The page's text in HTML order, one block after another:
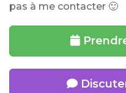
pas à me contacter 🙂